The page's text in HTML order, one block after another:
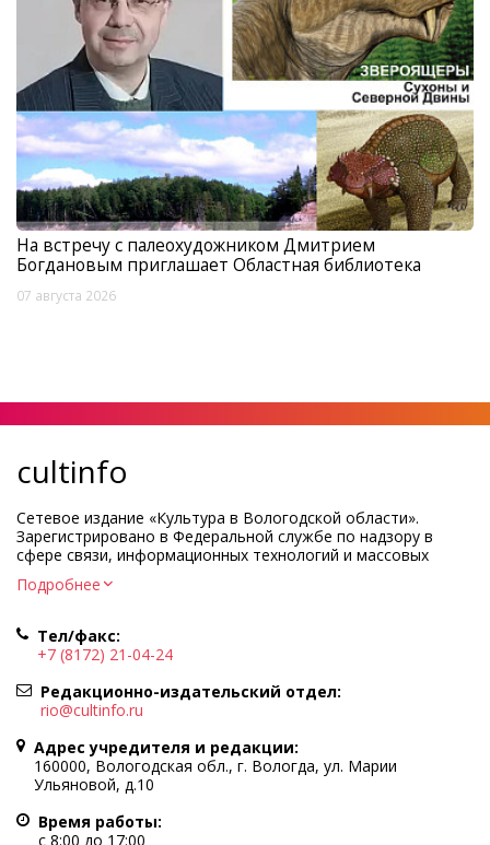
На встречу с палеохудожником Дмитрием
Богдановым приглашает Областная библиотека
07 августа 2026
cultinfo
Сетевое издание «Культура в Вологодской области».
Зарегистрировано в Федеральной службе по надзору в
сфере связи, информационных технологий и массовых
Регистрационный номер и дата принятия решения о
Учредитель КУ ВО «Информационно-аналитический центр
культуры»
Адрес учредителя и редакции: 160000, Вологодская обл., г.
Вологда, ул. Марии Ульяновой, д.10
Главный редактор — Легчанова Елена Григорьевна
Политика в отношении обработки персональных данных
При полном или частичном использовании информации
портала гиперссылка на cultinfo.ru обязательна.
Редакция не несет ответственности за достоверность
Подробнее
Тел/факс:
+7 (8172) 21-04-24
Редакционно-издательский отдел:
rio@cultinfo.ru
Адрес учредителя и редакции:
160000, Вологодская обл., г. Вологда, ул. Марии
Ульяновой, д.10
Время работы:
с 8:00 до 17:00